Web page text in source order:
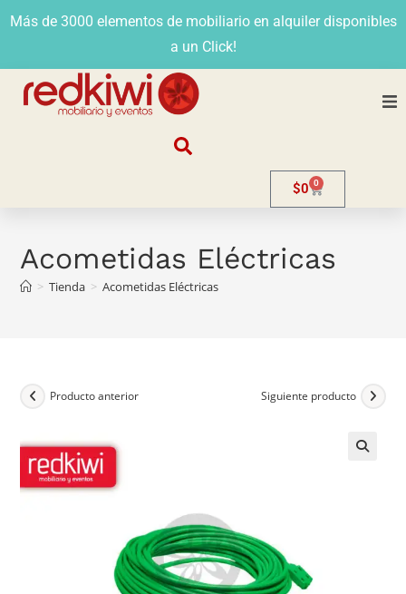
Más de 3000 elementos de mobiliario en alquiler disponibles
a un Click!
Contacto
$0 0
Acometidas Eléctricas
> Tienda > Acometidas Eléctricas
Producto anterior Siguiente producto